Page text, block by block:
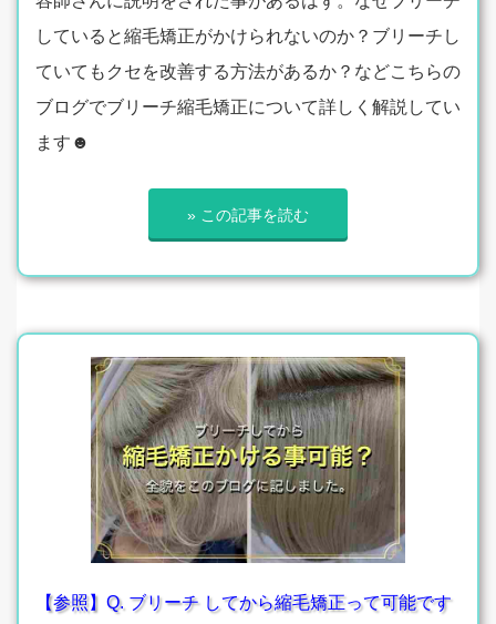
していると縮毛矯正がかけられないのか？ブリーチし
ていてもクセを改善する方法があるか？などこちらの
ブログでブリーチ縮毛矯正について詳しく解説してい
ます☻
» この記事を読む
【参照】Q. ブリーチ してから縮毛矯正って可能です